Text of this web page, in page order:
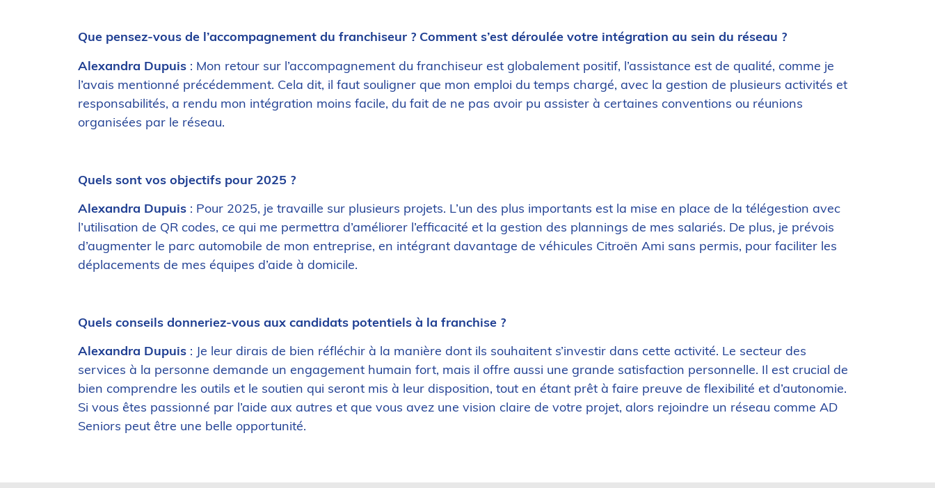
Que pensez-vous de l’accompagnement du franchiseur ? Comment s’est déroulée votre intégration au sein du réseau ?
Alexandra Dupuis : Mon retour sur l’accompagnement du franchiseur est globalement positif, l’assistance est de qualité, comme je
l’avais mentionné précédemment. Cela dit, il faut souligner que mon emploi du temps chargé, avec la gestion de plusieurs activités et
responsabilités, a rendu mon intégration moins facile, du fait de ne pas avoir pu assister à certaines conventions ou réunions
organisées par le réseau.
Quels sont vos objectifs pour 2025 ?
Alexandra Dupuis : Pour 2025, je travaille sur plusieurs projets. L’un des plus importants est la mise en place de la télégestion avec
l’utilisation de QR codes, ce qui me permettra d’améliorer l’efficacité et la gestion des plannings de mes salariés. De plus, je prévois
d’augmenter le parc automobile de mon entreprise, en intégrant davantage de véhicules Citroën Ami sans permis, pour faciliter les
déplacements de mes équipes d’aide à domicile.
Quels conseils donneriez-vous aux candidats potentiels à la franchise ?
Alexandra Dupuis : Je leur dirais de bien réfléchir à la manière dont ils souhaitent s’investir dans cette activité. Le secteur des
services à la personne demande un engagement humain fort, mais il offre aussi une grande satisfaction personnelle. Il est crucial de
bien comprendre les outils et le soutien qui seront mis à leur disposition, tout en étant prêt à faire preuve de flexibilité et d’autonomie.
Si vous êtes passionné par l’aide aux autres et que vous avez une vision claire de votre projet, alors rejoindre un réseau comme AD
Seniors peut être une belle opportunité.